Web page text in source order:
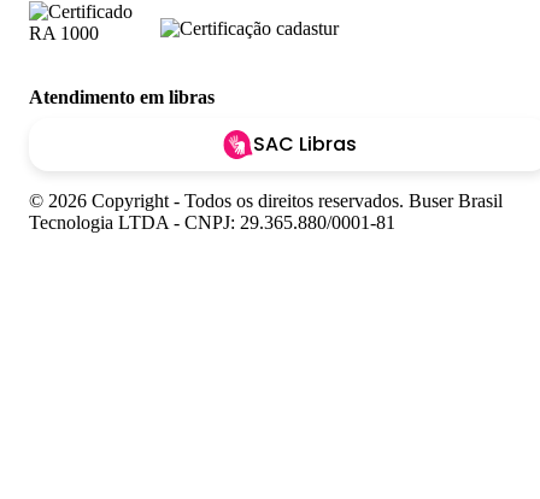
Atendimento em libras
SAC Libras
© 2026 Copyright - Todos os direitos reservados. Buser Brasil
Tecnologia LTDA - CNPJ: 29.365.880/0001-81